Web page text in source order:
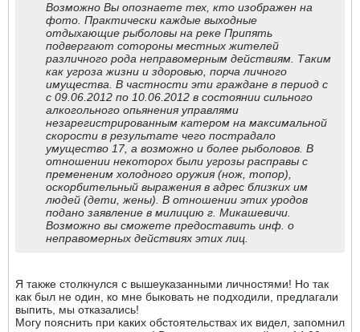
Возможно Вы опознаете тех, кто изображен на
фото. Практически каждые выходные
отдыхающие рыболовы на реке Припять
подвергают сотороны местных жителей
различного рода неправомерным действиям. Таким
как угроза жизни и здоровью, порча личного
имущества. В частности эти граждане в период с
с 09.06.2012 по 10.06.2012 в состоянии сильного
алкогольного опьянения управлями
незарегистрированным катером на максимальной
скорости в результате чего пострадало
умущество 17, а возможно и более рыболовов. В
отношении некоторох были угрозы расправы с
премененим холодного оружия (нож, топор),
оскорбительный выражения в адрес близких им
людей (дети, жены). В отношении этих уродов
подано заявление в милицию г. Микашевичи.
Возможно вы сможете предоставить инф. о
неправомерных действиях этих лиц.
Я также столкнулся с вышеуказанными личностями! Но так
как был не один, ко мне быковать не подходили, предлагали
выпить, мы отказались!
Могу пояснить при каких обстоятельствах их видел, запомнил